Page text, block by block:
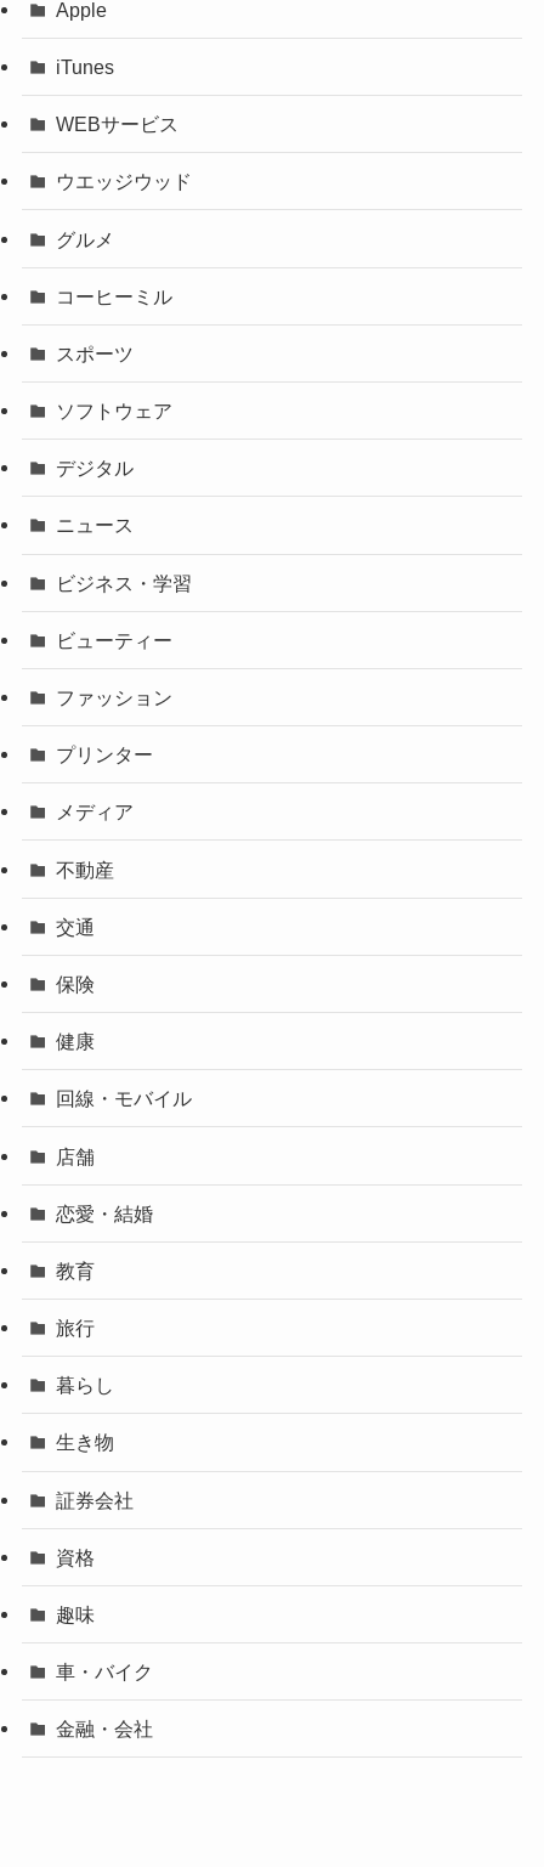
Apple
iTunes
WEBサービス
ウエッジウッド
グルメ
コーヒーミル
スポーツ
ソフトウェア
デジタル
ニュース
ビジネス・学習
ビューティー
ファッション
プリンター
メディア
不動産
交通
保険
健康
回線・モバイル
店舗
恋愛・結婚
教育
旅行
暮らし
生き物
証券会社
資格
趣味
車・バイク
金融・会社